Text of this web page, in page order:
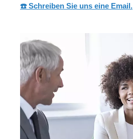
☎️ Schreiben Sie uns eine Email.